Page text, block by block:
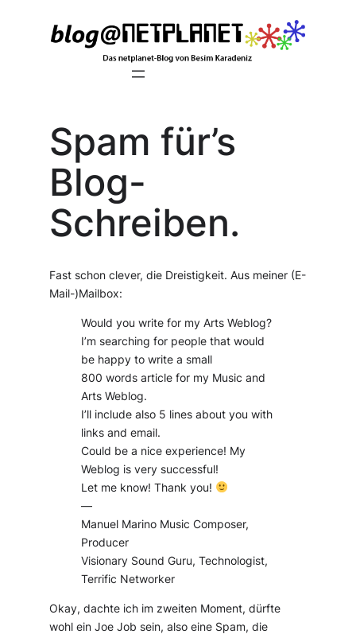
Spam für’s
Blog-
Schreiben.
Fast schon clever, die Dreistigkeit. Aus meiner (E-
Mail-)Mailbox:
Would you write for my Arts Weblog?
I’m searching for people that would
be happy to write a small
800 words article for my Music and
Arts Weblog.
I’ll include also 5 lines about you with
links and email.
Could be a nice experience! My
Weblog is very successful!
Let me know! Thank you!
—
Manuel Marino Music Composer,
Producer
Visionary Sound Guru, Technologist,
Terrific Networker
Okay, dachte ich im zweiten Moment, dürfte
wohl einJoe Job sein, also eine Spam, die